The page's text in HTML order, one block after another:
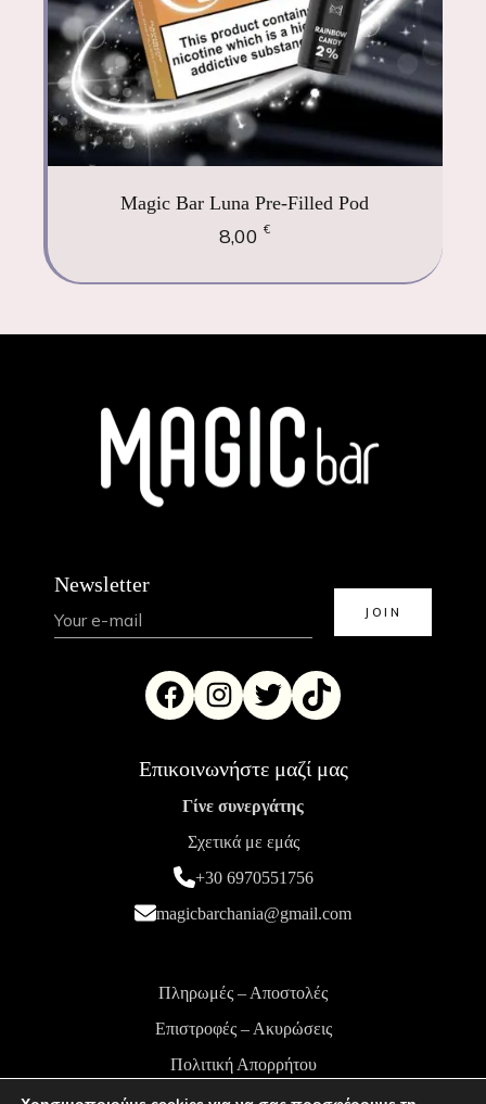
Magic Bar Luna Pre-Filled Pod
8,00€
Newsletter
Επικοινωνήστε μαζί μας
Γίνε συνεργάτης
Σχετικά με εμάς
+30 6970551756
magicbarchania@gmail.com
Πληρωμές – Αποστολές
Επιστροφές – Ακυρώσεις
Πολιτική Απορρήτου
Όροι και Προϋποθέσεις